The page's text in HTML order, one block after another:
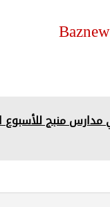
منبج للأسبوع